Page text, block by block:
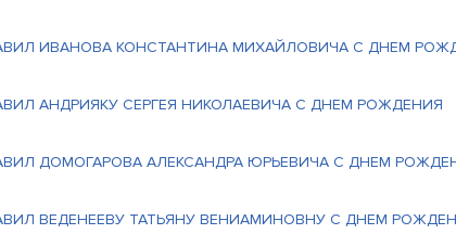
ИВАНОВА КОНСТАНТИНА МИХАЙЛОВИЧА С ДНЕМ
АНДРИЯКУ СЕРГЕЯ НИКОЛАЕВИЧА С ДНЕМ РОЖДЕНИЯ
ДОМОГАРОВА АЛЕКСАНДРА ЮРЬЕВИЧА С ДНЕМ
ВЕДЕНЕЕВУ ТАТЬЯНУ ВЕНИАМИНОВНУ С ДНЕМ